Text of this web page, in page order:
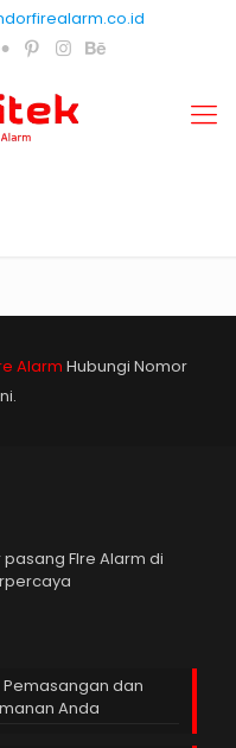
Alarm Hubungi Nomor
FIre Alarm di
Pemasangan dan
Anda